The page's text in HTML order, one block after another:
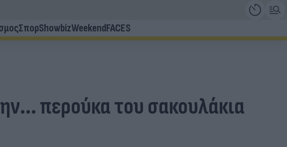
ΣπορShowbizWeekendFACES
περούκα του σακουλάκια